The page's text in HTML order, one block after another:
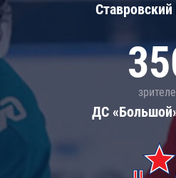
Ставровский
ДС